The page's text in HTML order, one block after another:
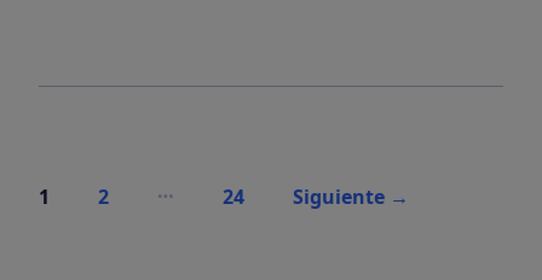
de
1 2 … 24 Siguiente →